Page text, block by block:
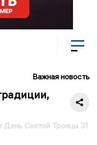
Важная новость
День Святой Троицы 31